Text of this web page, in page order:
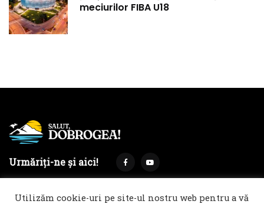
meciurilor FIBA U18
Urmăriți-ne și aici!
Utilizăm cookie-uri pe site-ul nostru web pentru a vă